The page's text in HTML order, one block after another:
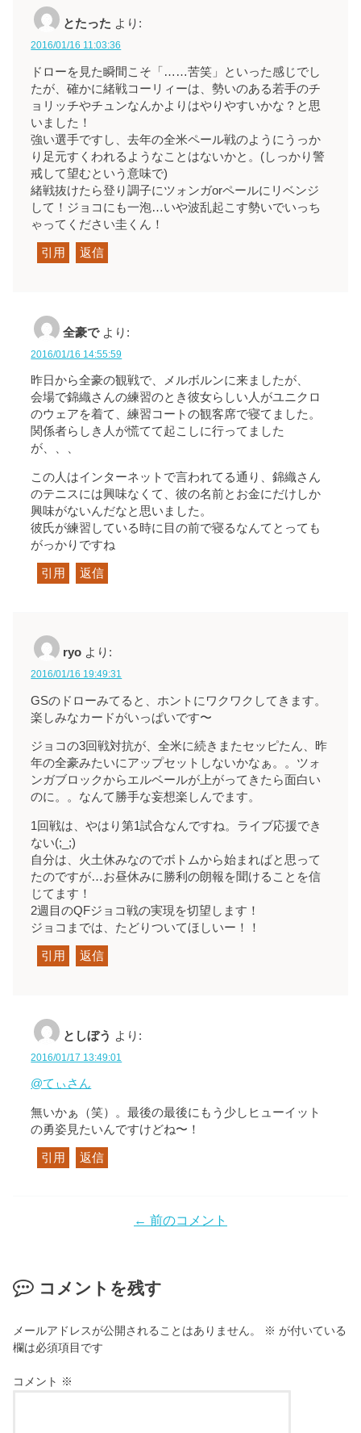
とたった より:
2016/01/16 11:03:36
ドローを見た瞬間こそ「……苦笑」といった感じでし
たが、確かに緒戦コーリィーは、勢いのある若手のチ
ョリッチやチュンなんかよりはやりやすいかな？と思
いました！
強い選手ですし、去年の全米ペール戦のようにうっか
り足元すくわれるようなことはないかと。(しっかり警
戒して望むという意味で)
緒戦抜けたら登り調子にツォンガorペールにリベンジ
して！ジョコにも一泡…いや波乱起こす勢いでいっち
ゃってください圭くん！
引用 返信
全豪で より:
2016/01/16 14:55:59
昨日から全豪の観戦で、メルボルンに来ましたが、
会場で錦織さんの練習のとき彼女らしい人がユニクロ
のウェアを着て、練習コートの観客席で寝てました。
関係者らしき人が慌てて起こしに行ってました
が、、、
この人はインターネットで言われてる通り、錦織さん
のテニスには興味なくて、彼の名前とお金にだけしか
興味がないんだなと思いました。
彼氏が練習している時に目の前で寝るなんてとっても
がっかりですね
引用 返信
ryo より:
2016/01/16 19:49:31
GSのドローみてると、ホントにワクワクしてきます。
楽しみなカードがいっぱいです〜
ジョコの3回戦対抗が、全米に続きまたセッピたん、昨
年の全豪みたいにアップセットしないかなぁ。。ツォ
ンガブロックからエルベールが上がってきたら面白い
のに。。なんて勝手な妄想楽しんでます。
1回戦は、やはり第1試合なんですね。ライブ応援でき
ない(;_;)
自分は、火土休みなのでボトムから始まればと思って
たのですが…お昼休みに勝利の朗報を聞けることを信
じてます！
2週目のQFジョコ戦の実現を切望します！
ジョコまでは、たどりついてほしいー！！
引用 返信
としぼう より:
2016/01/17 13:49:01
@てぃさん
無いかぁ（笑）。最後の最後にもう少しヒューイット
の勇姿見たいんですけどね〜！
引用 返信
← 前のコメント
コメントを残す
メールアドレスが公開されることはありません。 ※ が付いている
欄は必須項目です
コメント ※